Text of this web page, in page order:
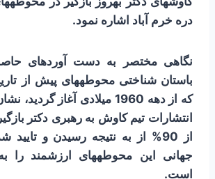
دره خرم آباد اشاره نمود.
نگاهی مختصر به دست آوردهای
باستان شناختی محوطه­های پیش از
که از دهه 1960 میلادی آغاز گردید، نشان از آن دارد
انتشارات تیم کاوش به رهبری دکتر
از 90% از به نتیجه رسیدن و
جهانی این محوطه­های ارزشمند را
است.